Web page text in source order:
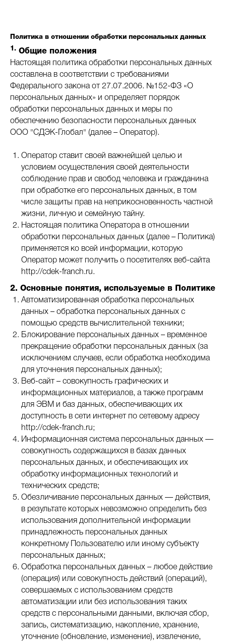
Политика в отношении обработки персональных данных
1. Общие положения
Настоящая политика обработки персональных данных
составлена в соответствии с требованиями
Федерального закона от 27.07.2006. №152-ФЗ «О
персональных данных» и определяет порядок
обработки персональных данных и меры по
обеспечению безопасности персональных данных
ООО "СДЭК-Глобал" (далее – Оператор).
Оператор ставит своей важнейшей целью и
условием осуществления своей деятельности
соблюдение прав и свобод человека и гражданина
при обработке его персональных данных, в том
числе защиты прав на неприкосновенность частной
жизни, личную и семейную тайну.
Настоящая политика Оператора в отношении
обработки персональных данных (далее – Политика)
применяется ко всей информации, которую
Оператор может получить о посетителях веб-сайта
http://cdek-franch.ru.
2. Основные понятия, используемые в Политике
Автоматизированная обработка персональных
данных – обработка персональных данных с
помощью средств вычислительной техники;
Блокирование персональных данных – временное
прекращение обработки персональных данных (за
исключением случаев, если обработка необходима
для уточнения персональных данных);
Веб-сайт – совокупность графических и
информационных материалов, а также программ
для ЭВМ и баз данных, обеспечивающих их
доступность в сети интернет по сетевому адресу
http://cdek-franch.ru;
Информационная система персональных данных —
совокупность содержащихся в базах данных
персональных данных, и обеспечивающих их
обработку информационных технологий и
технических средств;
Обезличивание персональных данных — действия,
в результате которых невозможно определить без
использования дополнительной информации
принадлежность персональных данных
конкретному Пользователю или иному субъекту
персональных данных;
Обработка персональных данных – любое действие
(операция) или совокупность действий (операций),
совершаемых с использованием средств
автоматизации или без использования таких
средств с персональными данными, включая сбор,
запись, систематизацию, накопление, хранение,
уточнение (обновление, изменение), извлечение,